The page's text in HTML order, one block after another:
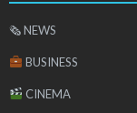
🗞 NEWS
BUSINESS
CINEMA